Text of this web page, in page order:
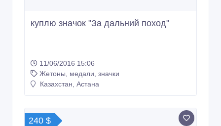
куплю значок "За дальний поход"
11/06/2016 15:06
Жетоны, медали, значки
Казахстан, Астана
240 $